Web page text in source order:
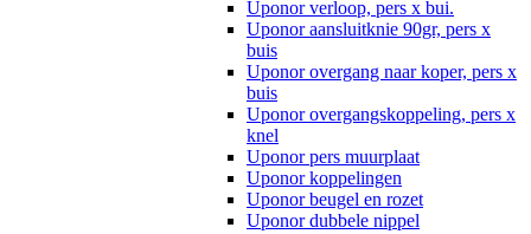
Uponor verloop, pers x bui.
Uponor aansluitknie 90gr, pers x
buis
Uponor overgang naar koper, pers x
buis
Uponor overgangskoppeling, pers x
knel
Uponor pers muurplaat
Uponor koppelingen
Uponor beugel en rozet
Uponor dubbele nippel